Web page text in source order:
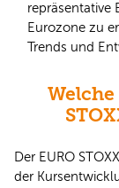
repräsentative
Eurozone zu
Trends und
Der EURO
der